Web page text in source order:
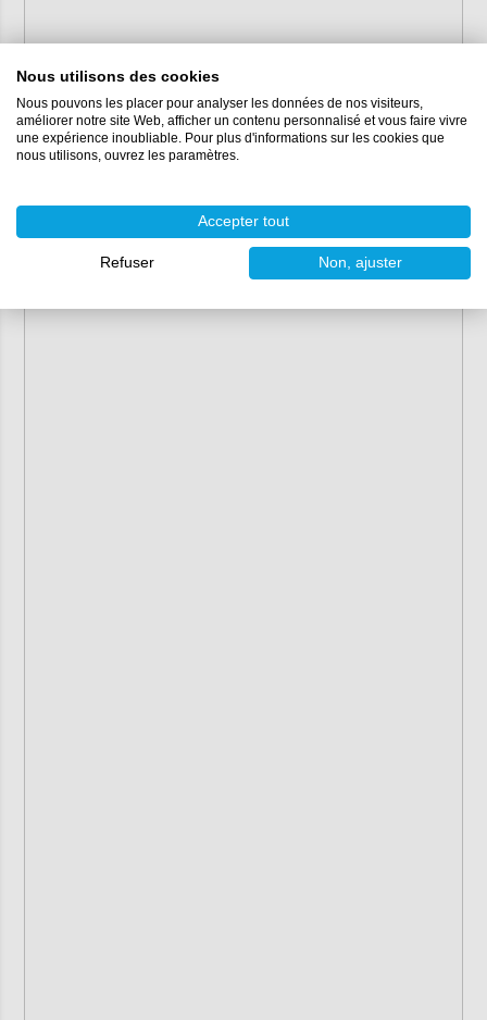
Nous utilisons des cookies
Nous pouvons les placer pour analyser les données de nos visiteurs,
améliorer notre site Web, afficher un contenu personnalisé et vous faire vivre
une expérience inoubliable. Pour plus d'informations sur les cookies que
nous utilisons, ouvrez les paramètres.
Accepter tout
Refuser Non, ajuster